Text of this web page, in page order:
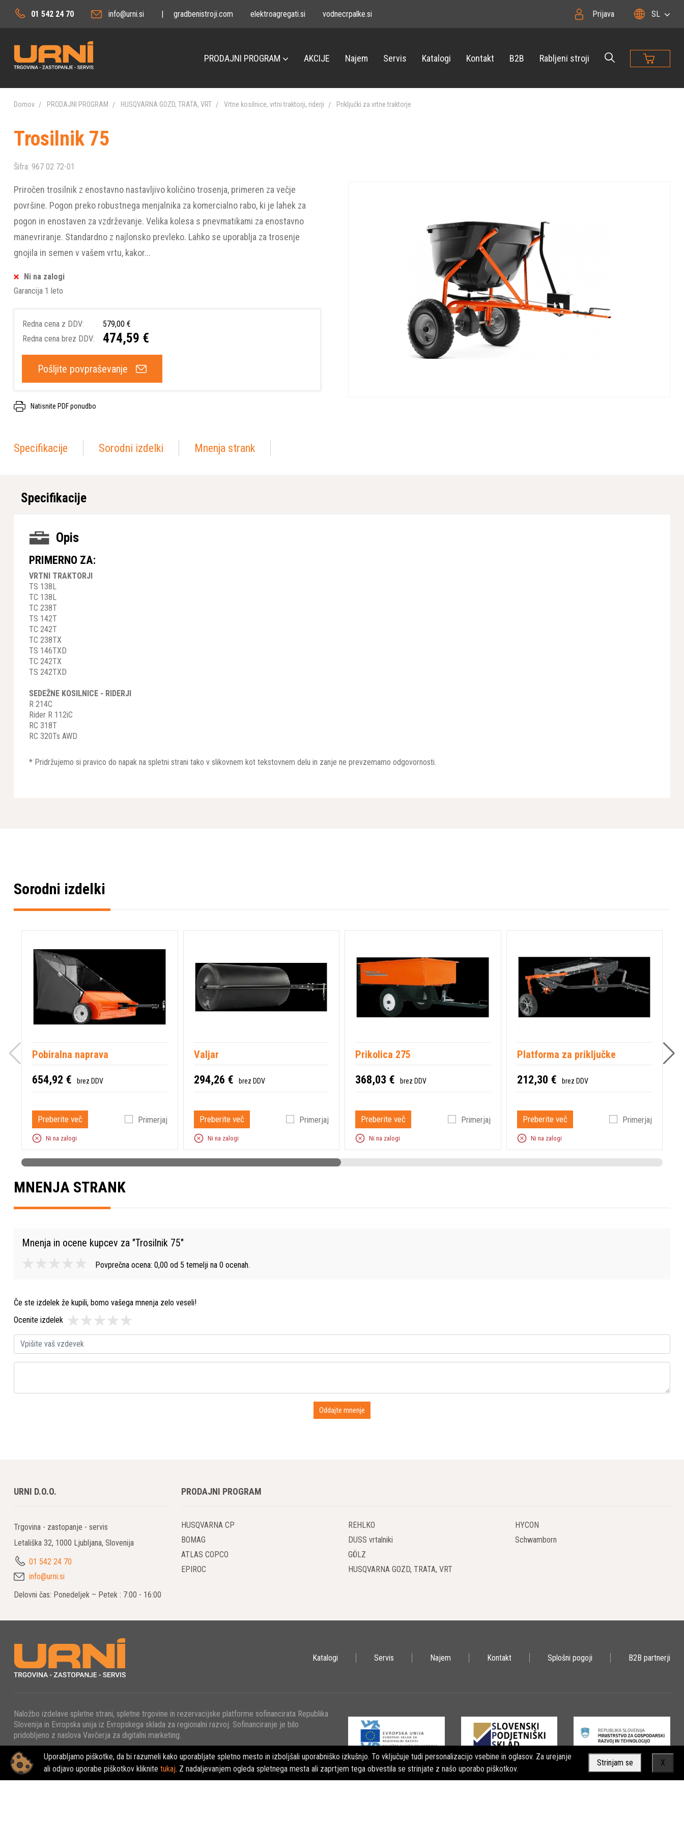
01 542 24 70 info@urni.si | gradbenistroji.com elektroagregati.si vodnecrpalke.si Prijava SL
PRODAJNI PROGRAM AKCIJE Najem Servis Katalogi Kontakt B2B Rabljeni stroji
Domov PRODAJNI PROGRAM HUSQVARNA GOZD, TRATA, VRT Vrtne kosilnice, vrtni traktorji, riderji Priključki za vrtne traktorje
Trosilnik 75
Šifra: 967 02 72-01
Priročen trosilnik z enostavno nastavljivo količino trosenja, primeren za večje
površine. Pogon preko robustnega menjalnika za komercialno rabo, ki je lahek za
pogon in enostaven za vzdrževanje. Velika kolesa s pnevmatikami za enostavno
manevriranje. Standardno z najlonsko prevleko. Lahko se uporablja za trosenje
gnojila in semen v vašem vrtu, kakor...
Ni na zalogi
Garancija 1 leto
Redna cena z DDV:
579,00 €
Redna cena brez DDV:
474,59 €
Pošljite povpraševanje
Natisnite PDF ponudbo
Specifikacije Sorodni izdelki Mnenja strank
Specifikacije
Opis
PRIMERNO ZA:
VRTNI TRAKTORJI
TS 138L
TC 138L
TC 238T
TS 142T
TC 242T
TC 238TX
TS 146TXD
TC 242TX
TS 242TXD
SEDEŽNE KOSILNICE - RIDERJI
R 214C
Rider R 112iC
RC 318T
RC 320Ts AWD
* Pridržujemo si pravico do napak na spletni strani tako v slikovnem kot tekstovnem delu in zanje ne prevzemamo odgovornosti.
Sorodni izdelki
Pobiralna naprava
654,92 € brez DDV
Preberite več Primerjaj
Ni na zalogi
Valjar
294,26 € brez DDV
Preberite več Primerjaj
Ni na zalogi
Prikolica 275
368,03 € brez DDV
Preberite več Primerjaj
Ni na zalogi
Platforma za priključke
212,30 € brez DDV
Preberite več Primerjaj
Ni na zalogi
MNENJA STRANK
Mnenja in ocene kupcev za "Trosilnik 75"
Povprečna ocena: 0,00 od 5 temelji na 0 ocenah.
Če ste izdelek že kupili, bomo vašega mnenja zelo veseli!
Ocenite izdelek
Uporabljamo piškotke, da bi razumeli kako uporabljate spletno mesto in izboljšali uporabniško izkušnjo. To vključuje tudi personalizacijo vsebine in oglasov. Za urejanje
ali odjavo uporabe piškotkov kliknite tukaj. Z nadaljevanjem ogleda spletnega mesta ali zaprtjem tega obvestila se strinjate z našo uporabo piškotkov.
Strinjam se X
URNI D.O.O.
Trgovina - zastopanje - servis
Letališka 32, 1000 Ljubljana, Slovenija
01 542 24 70
info@urni.si
Delovni čas: Ponedeljek – Petek : 7:00 - 16:00
PRODAJNI PROGRAM
HUSQVARNA CP
BOMAG
ATLAS COPCO
EPIROC
REHLKO
DUSS vrtalniki
GÖLZ
HUSQVARNA GOZD, TRATA, VRT
HYCON
Schwamborn
Katalogi Servis Najem Kontakt Splošni pogoji B2B partnerji
Naložbo izdelave spletne strani, spletne trgovine in rezervacijske platforme sofinancirata Republika
Slovenija in Evropska unija iz Evropskega sklada za regionalni razvoj. Sofinanciranje je bilo
pridobljeno z naslova Vavčerja za digitalni marketing.
© 2022 - URNI d.o.o., Vse pravice pridržane.